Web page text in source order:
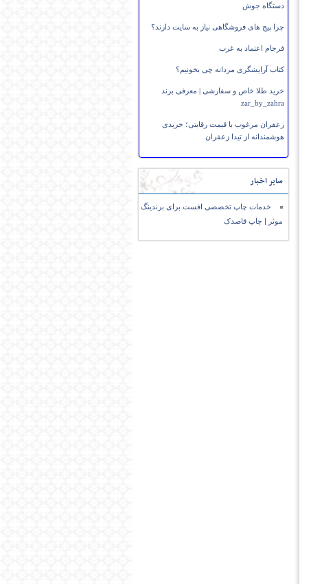
دستگاه جوش
چرا پیج های فروشگاهی نیاز به سایت دارند؟
فرجام اعتماد به غرب
کتاب آرایشگری مردانه چی بخونیم؟
خرید طلا خاص و سفارشی | معرفی برند
zar_by_zahra
زعفران مرغوب با قیمت رقابتی؛ خریدی
هوشمندانه از تیدا زعفران
سایر اخبار
خدمات چاپ تخصصی افست برای برندینگ
موثر | چاپ قاصدک